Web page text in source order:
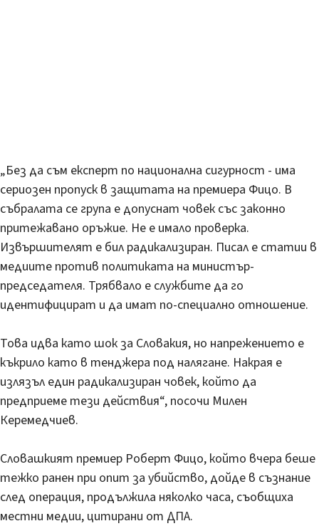
„Без да съм експерт по национална сигурност - има
сериозен пропуск в защитата на премиера Фицо. В
събралата се група е допуснат човек със законно
притежавано оръжие. Не е имало проверка.
Извършителят е бил радикализиран. Писал е статии в
медиите против политиката на министър-
председателя. Трябвало е службите да го
идентифицират и да имат по-специално отношение.
Това идва като шок за Словакия, но напрежението е
къкрило като в тенджера под налягане. Накрая е
излязъл един радикализиран човек, който да
предприеме тези действия“, посочи Милен
Керемедчиев.
Словашкият премиер Роберт Фицо, който вчера беше
тежко ранен при опит за убийство, дойде в съзнание
след операция, продължила няколко часа, съобщиха
местни медии, цитирани от ДПА.